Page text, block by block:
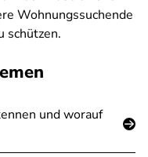
Wohnungssuchende
schützen.
und worauf